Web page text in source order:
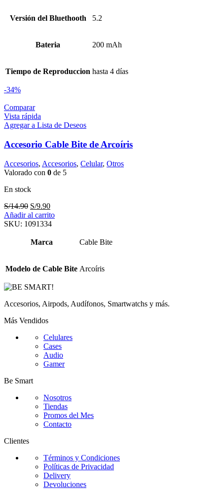
Versión del Bluethooth 5.2
Bateria 200 mAh
Tiempo de Reproduccion hasta 4 días
-34%
Comparar
Vista rápida
Agregar a Lista de Deseos
Accesorio Cable Bite de Arcoíris
Accesorios, Accesorios, Celular, Otros
Valorado con 0 de 5
En stock
S/14.90 El
precio
original
S/14.90.
S/9.90El
precio
actual
S/9.90.
Añadir al carrito
SKU: 1091334
Marca Cable Bite
Modelo de Cable Bite Arcoíris
Accesorios, Airpods, Audífonos, Smartwatchs y más.
Más Vendidos
Celulares
Cases
Audio
Gamer
Be Smart
Nosotros
Tiendas
Promos del Mes
Contacto
Clientes
Términos y Condiciones
Políticas de Privacidad
Delivery
Devoluciones